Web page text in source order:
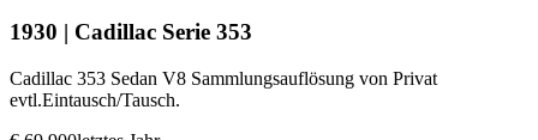
1930 | Cadillac Serie 353
Cadillac 353 Sedan V8 Sammlungsauflösung von Privat
evtl.Eintausch/Tausch.